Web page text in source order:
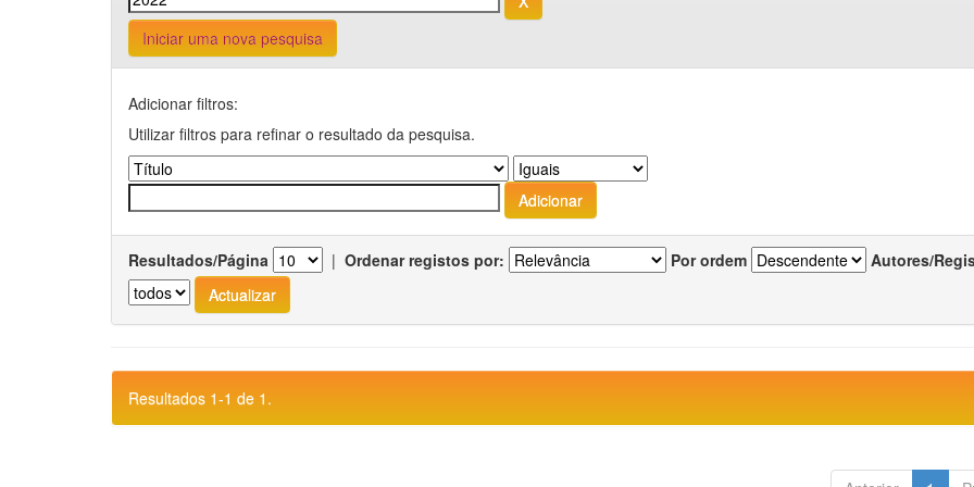
Iniciar uma nova pesquisa
Adicionar filtros:
Utilizar filtros para refinar o resultado da pesquisa.
Resultados/Página | Ordenar registos por: Por ordem Autores/
Resultados 1-1 de 1.